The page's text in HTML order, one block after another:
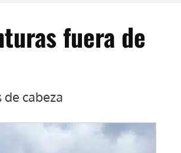
fuera de
cabeza